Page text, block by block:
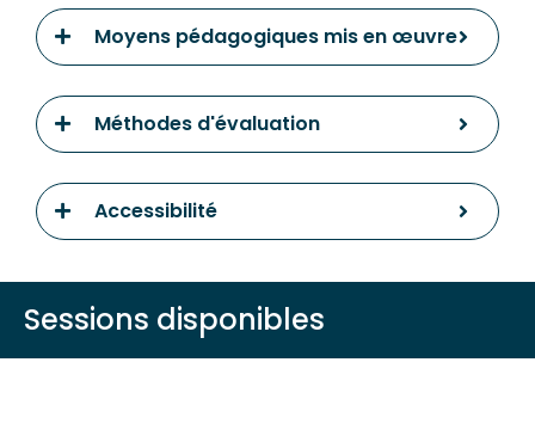
Moyens pédagogiques mis en œuvre
Méthodes d'évaluation
Accessibilité
Sessions disponibles